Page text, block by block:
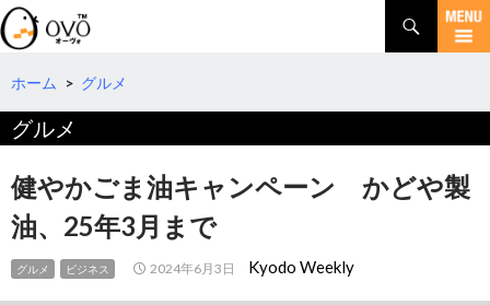
検
索
コ
テ
ツ
へ
ホーム > グルメ
グルメ
健やかごま油キャンペーン かどや製
油、25年3月まで
グルメ ビジネス 2024年6月3日 Kyodo Weekly